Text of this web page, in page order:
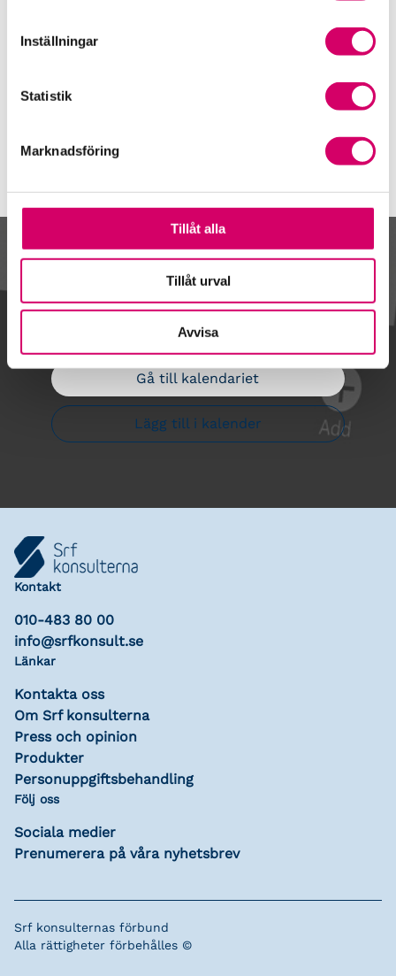
Inställningar
Statistik
Marknadsföring
Tillåt alla
Tillåt urval
Avvisa
Öppet brev till Myndigheten för yrkeshögskolan
Framtidsutsikter i lönebranschen
Kalendarium
Gå till kalendariet
Lägg till i kalender
Kontakt
010-483 80 00
info@srfkonsult.se
Länkar
Kontakta oss
Om Srf konsulterna
Press och opinion
Produkter
Personuppgiftsbehandling
Följ oss
Sociala medier
Prenumerera på våra nyhetsbrev
Srf konsulternas förbund
Alla rättigheter förbehålles ©